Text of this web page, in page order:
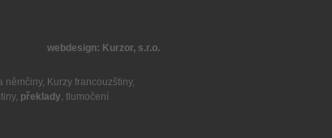
webdesign: Kurzor, s.r.o.
němčiny, Kurzy francouzštiny,
, překlady, tlumočení